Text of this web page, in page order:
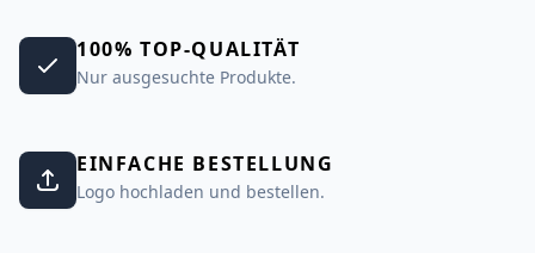
100% TOP-QUALITÄT
Nur ausgesuchte Produkte.
EINFACHE BESTELLUNG
Logo hochladen und bestellen.